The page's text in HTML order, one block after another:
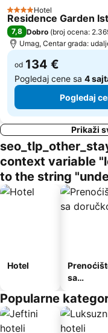
Rose Spa
Staro mesto Piran
Valeta AC Lanterna
4 Zvezdice
Hotel
Residence Garden
7,8 Dobro (broj ocena:
Umag, Centar grada:
od 134 €
Pogledaj cene sa 4
Pogledaj
Prikaži
context variable
to the string
Hotel
sa
Popularne